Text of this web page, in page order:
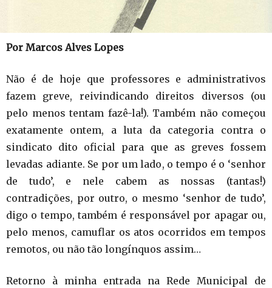
Por Marcos Alves Lopes
Não é de hoje que professores e administrativos
fazem greve, reivindicando direitos diversos (ou
pelo menos tentam fazê-la!). Também não começou
exatamente ontem, a luta da categoria contra o
sindicato dito oficial para que as greves fossem
levadas adiante. Se por um lado, o tempo é o ‘senhor
de tudo’, e nele cabem as nossas (tantas!)
contradições, por outro, o mesmo ‘senhor de tudo’,
digo o tempo, também é responsável por apagar ou,
pelo menos, camuflar os atos ocorridos em tempos
remotos, ou não tão longínquos assim…
Retorno à minha entrada na Rede Municipal de